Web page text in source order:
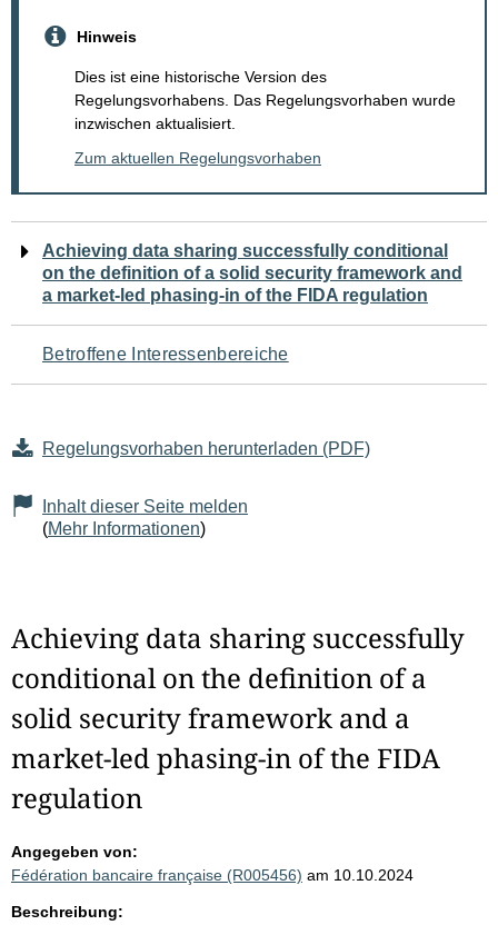
Hinweis
Dies ist eine historische Version des
Regelungsvorhabens. Das Regelungsvorhaben wurde
inzwischen aktualisiert.
Zum aktuellen Regelungsvorhaben
Navigation
für
den
Seiteninhalt
Achieving data sharing successfully conditional
on the definition of a solid security framework and
a market-led phasing-in of the FIDA regulation
Betroffene Interessenbereiche
Regelungsvorhaben herunterladen (PDF)
Inhalt dieser Seite melden
(Mehr Informationen)
Achieving data sharing successfully
conditional on the definition of a
solid security framework and a
market-led phasing-in of the FIDA
regulation
Angegeben von:
Fédération bancaire française (R005456) am 10.10.2024
Beschreibung: